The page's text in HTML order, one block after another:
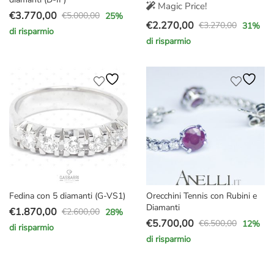
€5.000,00
Il
prezzo
€5.000,00.
€3.770,00
Il
prezzo
€3.770,00.
25%
di risparmio
Magic Price!
€3.270,00
Il
prezzo
€3.270,00.
€2.270,00
Il
prezzo
€2.270,00.
31%
di risparmio
Fedina con 5 diamanti (G-VS1)
€2.600,00
Il
prezzo
€1.870,00
Il
prezzo
28%
di risparmio
Orecchini Tennis con Rubini e
Diamanti
€6.500,00
Il
prezzo
€5.700,00
Il
prezzo
12%
di risparmio